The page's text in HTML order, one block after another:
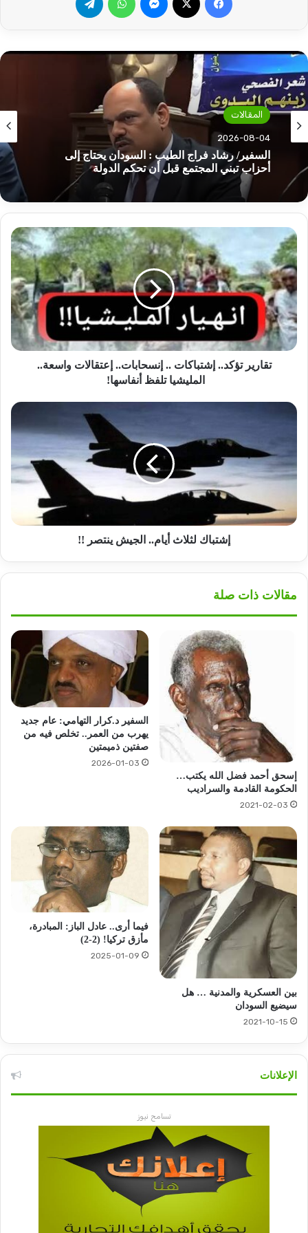
المقالات
2026-08-04
السفير/ رشاد فراج الطيب : السودان يحتاج إلى
أحزاب تبني المجتمع قبل أن تحكم الدولة
المقالات
2026-08-04
أول خرق لمبادئ الحوار السوداني.. هل أضاع البرهان
الفرص الثمينة!!
تقارير
تؤكد..
إشتباكات
..
إنسحابات..
إعتقالات
واسعة..
المليشيا
تلفظ
أنفاسها!تقارير تؤكد.. إشتباكات .. إنسحابات.. إعتقالات واسعة..
المليشيا تلفظ أنفاسها!
إشتباك
ينتصر
!!
إشتباك لثلاث أيام.. الجيش ينتصر !!
مقالات ذات صلة
إسحق أحمد فضل الله يكتب…
الحكومة القادمة والسراديب
2021-02-03
السفير د.كرار التهامي: عام جديد
يهرب من العمر.. تخلص فيه من
صفتين ذميمتين
2026-01-03
بين العسكرية والمدنية … هل
سيضيع السودان
2021-10-15
فيما أرى.. عادل الباز: المبادرة،
مأزق تركيا! (2-2)
2025-01-09
الإعلانات
تسامح نيوز